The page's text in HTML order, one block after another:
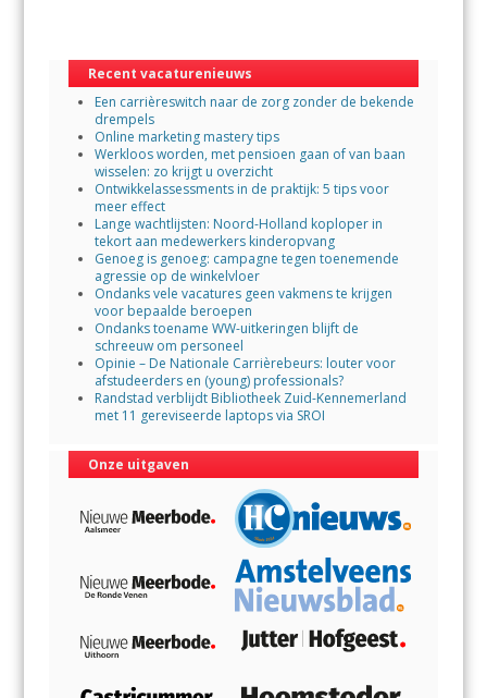
o
o
k
A
p
p
Recent vacaturenieuws
Een carrièreswitch naar de zorg zonder de bekende
drempels
Online marketing mastery tips
Werkloos worden, met pensioen gaan of van baan
wisselen: zo krijgt u overzicht
Ontwikkelassessments in de praktijk: 5 tips voor
meer effect
Lange wachtlijsten: Noord-Holland koploper in
tekort aan medewerkers kinderopvang
Genoeg is genoeg: campagne tegen toenemende
agressie op de winkelvloer
Ondanks vele vacatures geen vakmens te krijgen
voor bepaalde beroepen
Ondanks toename WW-uitkeringen blijft de
schreeuw om personeel
Opinie – De Nationale Carrièrebeurs: louter voor
afstudeerders en (young) professionals?
Randstad verblijdt Bibliotheek Zuid-Kennemerland
met 11 gereviseerde laptops via SROI
Onze uitgaven